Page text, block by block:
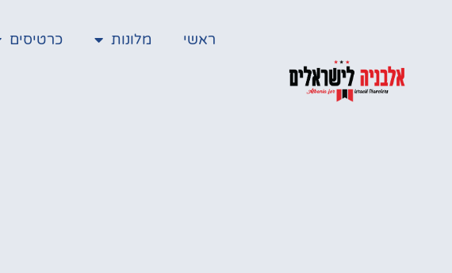
ראשי מלונות כרטיסים